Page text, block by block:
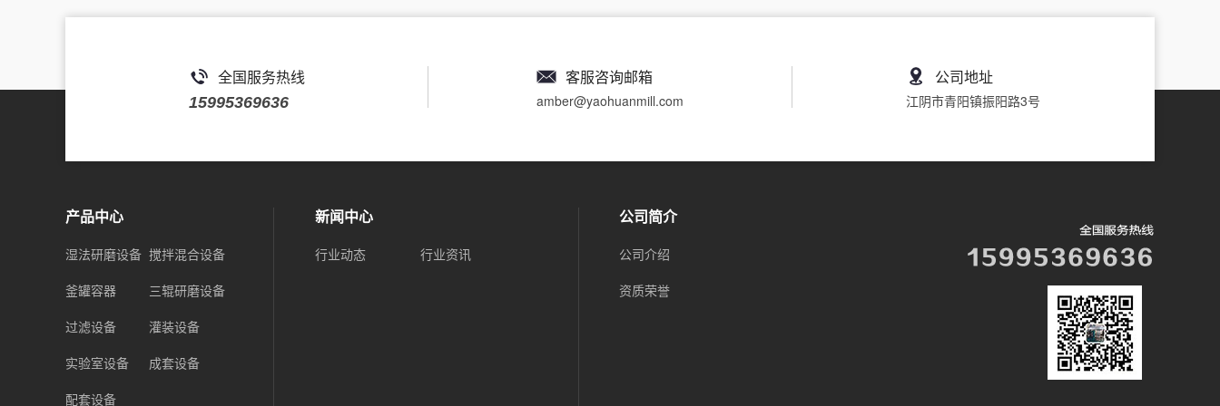
全国服务热线
15995369636
客服咨询邮箱
amber@yaohuanmill.com
公司地址
江阴市青阳镇振阳路3号
产品中心
湿法研磨设备 搅拌混合设备
釜罐容器
三辊研磨设备
过滤设备
灌装设备
实验室设备
成套设备
配套设备
新闻中心
行业动态 行业资讯
公司简介
公司介绍
资质荣誉